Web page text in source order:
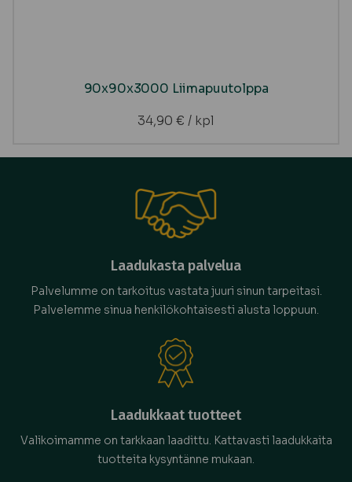
90x90x3000 Liimapuutolppa
34,90 € / kpl
Laadukasta palvelua
Palvelumme on tarkoitus vastata juuri sinun tarpeitasi.
Palvelemme sinua henkilökohtaisesti alusta loppuun.
Laadukkaat tuotteet
Valikoimamme on tarkkaan laadittu. Kattavasti laadukkaita
tuotteita kysyntänne mukaan.